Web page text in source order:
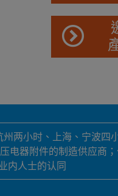
两小时、上海、宁波四
电器附件的制造供应商
内人士的认同